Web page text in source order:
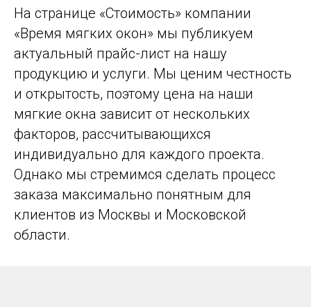
На странице «Стоимость» компании
«Время мягких окон» мы публикуем
актуальный прайс-лист на нашу
продукцию и услуги. Мы ценим честность
и открытость, поэтому цена на наши
мягкие окна зависит от нескольких
факторов, рассчитывающихся
индивидуально для каждого проекта.
Однако мы стремимся сделать процесс
заказа максимально понятным для
клиентов из Москвы и Московской
области.